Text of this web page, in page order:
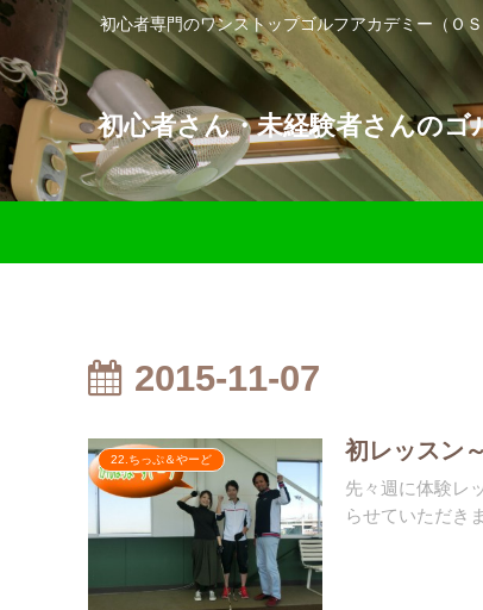
初心者専門のワンストップゴルフアカデミー（Ｏ
初心者さん・未経験者さんの
2015-11-07
22.ちっぷ＆やーど 初レッスン
先々週に体験レ
らせていただき